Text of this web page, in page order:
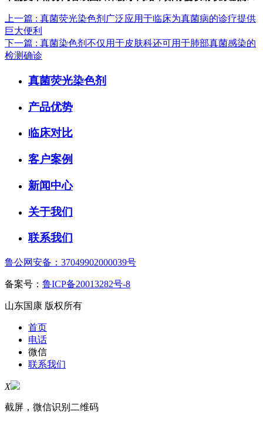
上一篇 : 真菌荧光染色剂广泛应用于临床为真菌病的诊疗提供
巨大便利
下一篇 : 真菌染色剂不仅用于皮肤科还可用于肺部真菌感染的
检测确诊
真菌荧光染色剂
产品优势
临床对比
客户案例
新闻中心
关于我们
联系我们
鲁公网安备：37049902000039号
备案号： 鲁ICP备20013282号-8
山东国康 版权所有
首页
电话
微信
联系我们
X
截屏，微信识别二维码